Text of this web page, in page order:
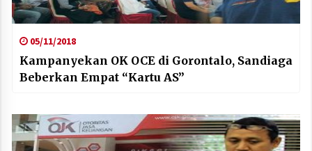
05/11/2018
Kampanyekan OK OCE di Gorontalo, Sandiaga
Beberkan Empat “Kartu AS”